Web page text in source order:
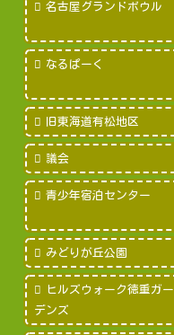
名古屋グランドボウル
なるぱーく
旧東海道有松地区
議会
青少年宿泊センター
みどりが丘公園
ヒルズウォーク徳重ガー
デンズ